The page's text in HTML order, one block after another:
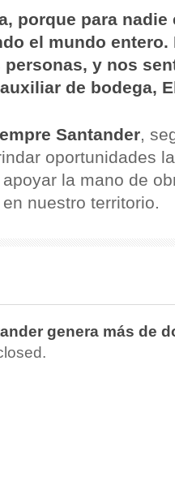
porque para nadie
el mundo entero.
personas, y nos
auxiliar de bodega,
Santander,
oportunidades
la mano de
nuestro territorio.
genera más de